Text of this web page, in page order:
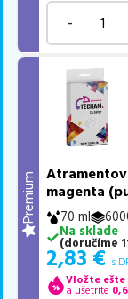
-
Premium
magenta
70 ml
Na sklade
(doručíme
2,83 € s
Vložte ešte
a ušetríte